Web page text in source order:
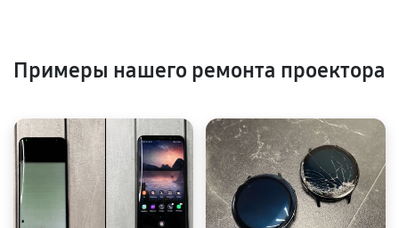
Примеры нашего ремонта проектора